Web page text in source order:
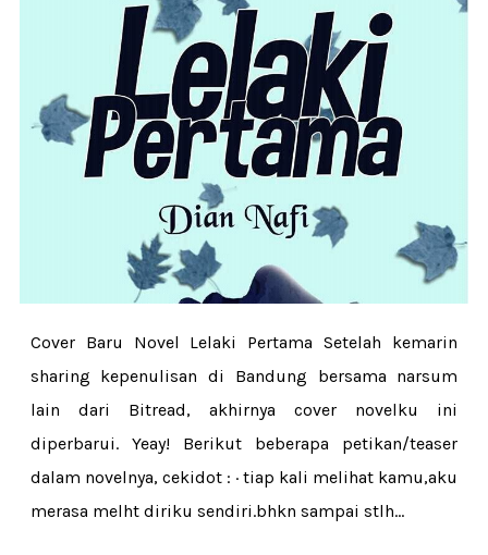
Cover Baru Novel Lelaki Pertama Setelah kemarin
sharing kepenulisan di Bandung bersama narsum
lain dari Bitread, akhirnya cover novelku ini
diperbarui. Yeay! Berikut beberapa petikan/teaser
dalam novelnya, cekidot : · tiap kali melihat kamu,aku
merasa melht diriku sendiri.bhkn sampai stlh...